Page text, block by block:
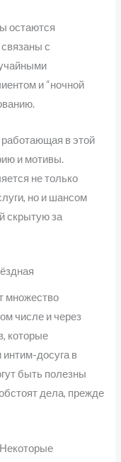
остаются
с
и “ночной
в этой
и мотивы.
не только
но и шансом
скрытую за
множество
числе и через
которые
интим-досуга в
быть полезны
дела, прежде